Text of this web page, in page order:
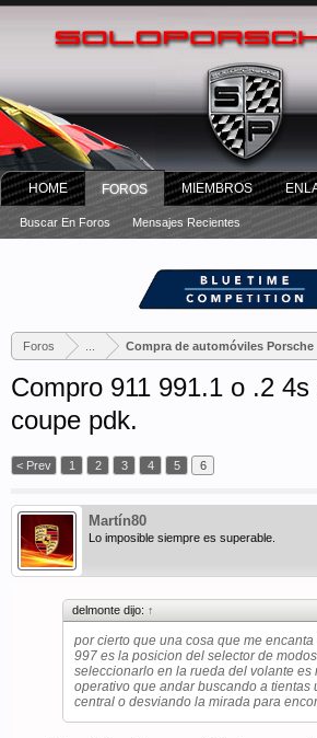
Foros Compra de automóviles Porsche
Compro 911 991.1 o .2
coupe pdk.
< Prev 1 2 3 4 5 6
Martín80
Lo imposible siempre es superable.
delmonte dijo: ↑
por cierto que una cosa que me
997 es la posicion del selector de
seleccionarlo en la rueda del volante es
operativo que andar buscando a tientas
central o desviando la mirada para
HOME FOROS
Buscar En Foros Mensajes Recientes
MIEMBROS